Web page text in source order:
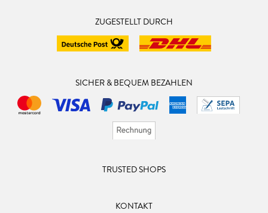
ZUGESTELLT DURCH
SICHER & BEQUEM BEZAHLEN
TRUSTED SHOPS
KONTAKT